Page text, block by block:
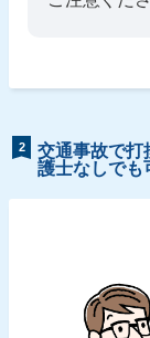
2
交通事故で
護士なしでも